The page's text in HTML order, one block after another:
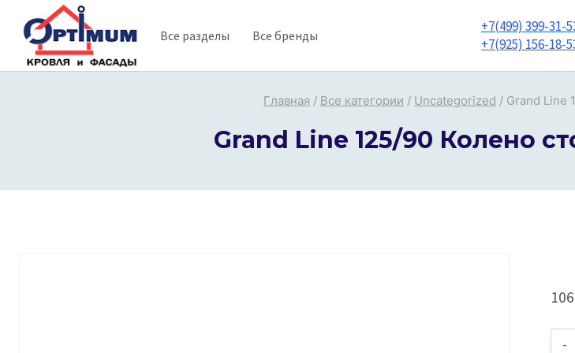
содержимому
Все разделы Все бренды
+7(499) 399-31-
+7(925) 156-18-
Главная / Все категории / Uncategorized / Grand Line
Grand Line 125/90 Колено